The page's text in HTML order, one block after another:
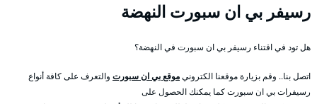
رسيفر بي ان سبورت النهضة
هل تود في اقتناء رسيفر بي ان سبورت في النهضة؟
اتصل بنا.. وقم بزيارة موقعنا الكترونيموقع بي ان سبورت والتعرف على كافة أنواع
رسيفرات بي ان سبورت كما يمكنك الحصول على